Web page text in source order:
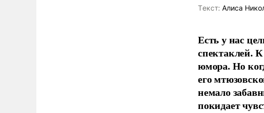
Tекст: Алиса
Есть у нас
спектаклей.
юмора. Но
его
немало
покидает